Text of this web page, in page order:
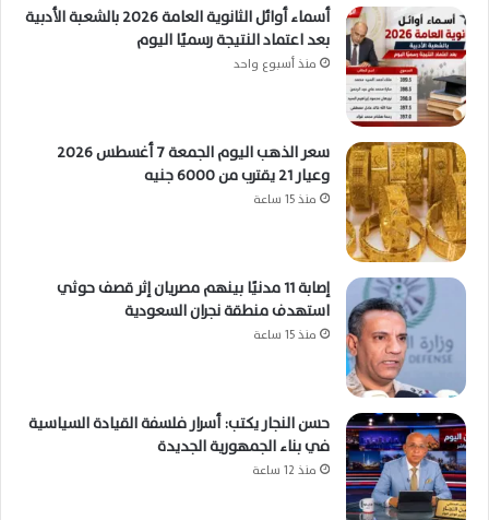
أسماء أوائل الثانوية العامة 2026 بالشعبة الأدبية
بعد اعتماد النتيجة رسميًا اليوم
منذ أسبوع واحد
سعر الذهب اليوم الجمعة 7 أغسطس 2026
وعيار 21 يقترب من 6000 جنيه
منذ 15 ساعة
إصابة 11 مدنيًا بينهم مصريان إثر قصف حوثي
استهدف منطقة نجران السعودية
منذ 15 ساعة
حسن النجار يكتب: أسرار فلسفة القيادة السياسية
في بناء الجمهورية الجديدة
منذ 12 ساعة